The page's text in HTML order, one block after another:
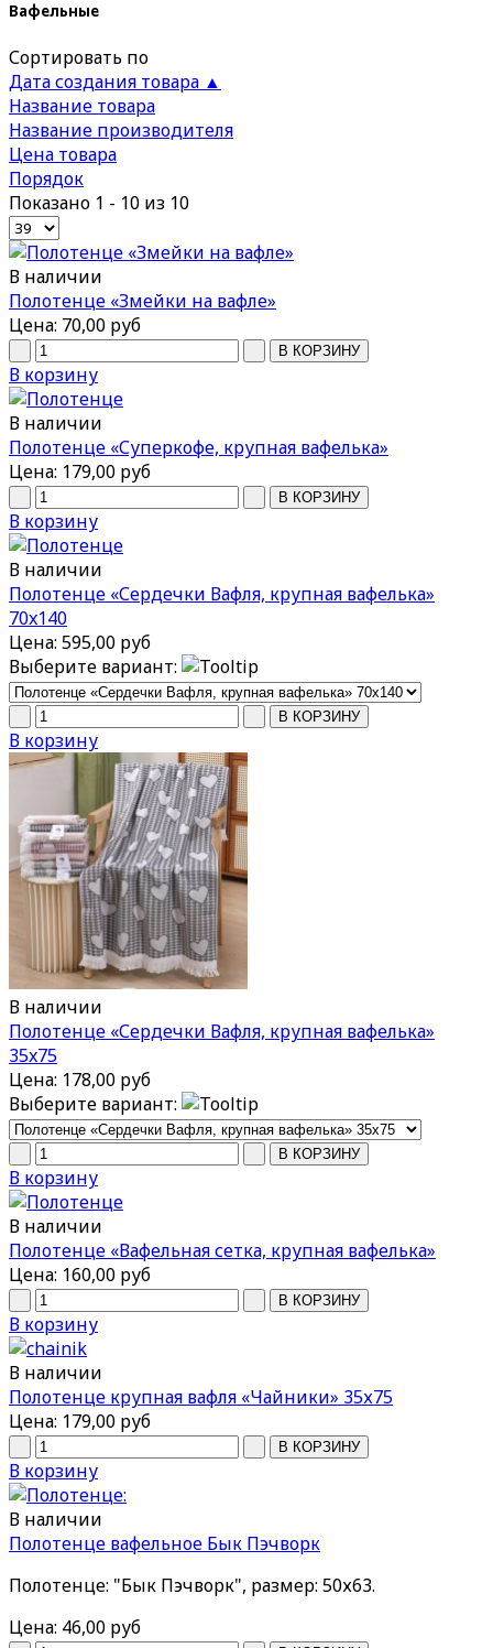
Вафельные
Сортировать по
Дата создания товара ▲
Название товара
Название производителя
Цена товара
Порядок
Показано 1 - 10 из 10
В наличии
Полотенце «Змейки на вафле»
Цена: 70,00 руб
В корзину
В наличии
Полотенце «Суперкофе, крупная вафелька»
Цена: 179,00 руб
В корзину
В наличии
Полотенце «Сердечки Вафля, крупная вафелька»
70x140
Цена: 595,00 руб
Выберите вариант:
В корзину
В наличии
Полотенце «Сердечки Вафля, крупная вафелька»
35x75
Цена: 178,00 руб
Выберите вариант:
В корзину
В наличии
Полотенце «Вафельная сетка, крупная вафелька»
Цена: 160,00 руб
В корзину
В наличии
Полотенце крупная вафля «Чайники» 35х75
Цена: 179,00 руб
В корзину
В наличии
Полотенце вафельное Бык Пэчворк
Полотенце: "Бык Пэчворк", размер: 50х63.
Цена: 46,00 руб